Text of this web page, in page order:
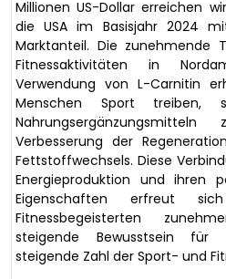
Millionen US-Dollar erreichen
die USA im Basisjahr 2024
Marktanteil. Die zunehmende
Fitnessaktivitäten in
Verwendung von L-Carnitin
Menschen Sport
Nahrungsergänzungsmitteln
Verbesserung der
Fettstoffwechsels. Diese
Energieproduktion und ihren
Eigenschaften erfreut
Fitnessbegeisterten
steigende Bewusstsein für
steigende Zahl der Sport- und